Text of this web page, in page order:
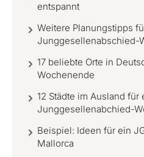
entspannt
Weitere Planungstipps
Junggesellenabschied-
17 beliebte Orte in
Wochenende
12 Städte im Ausland
Junggesellenabchied-
Beispiel: Ideen für ein
Mallorca